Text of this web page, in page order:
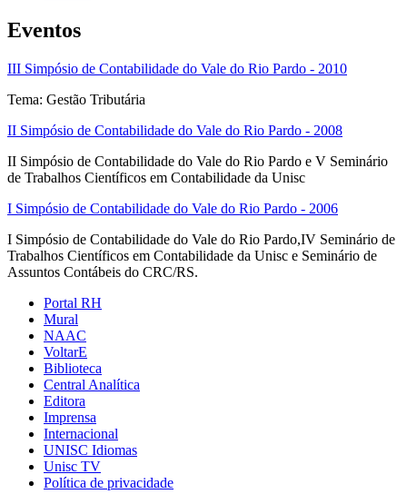
Eventos
III Simpósio de Contabilidade do Vale do Rio Pardo - 2010
Tema: Gestão Tributária
II Simpósio de Contabilidade do Vale do Rio Pardo - 2008
II Simpósio de Contabilidade do Vale do Rio Pardo e V Seminário
de Trabalhos Científicos em Contabilidade da Unisc
I Simpósio de Contabilidade do Vale do Rio Pardo - 2006
I Simpósio de Contabilidade do Vale do Rio Pardo,IV Seminário de
Trabalhos Científicos em Contabilidade da Unisc e Seminário de
Assuntos Contábeis do CRC/RS.
Portal RH
Mural
NAAC
VoltarE
Biblioteca
Central Analítica
Editora
Imprensa
Internacional
UNISC Idiomas
Unisc TV
Política de privacidade